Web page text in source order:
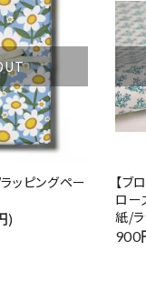
ッピングペー
)
【ブ
ロー
紙/
900